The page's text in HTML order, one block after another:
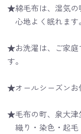
★綿毛布は、湿気の
心地よく眠れます。
★お洗濯は、ご家庭
す。
★オールシーズンお
★毛布の町、泉大津
織り・染色・起毛